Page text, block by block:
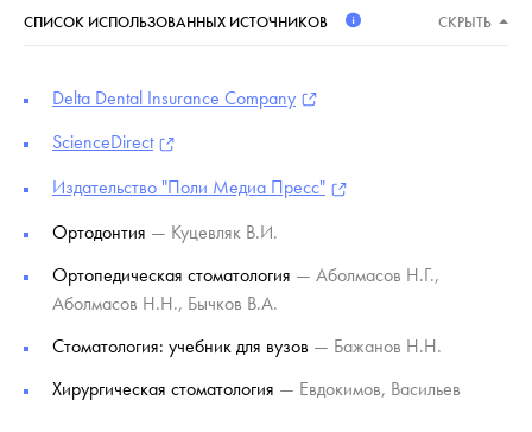
СПИСОК ИСПОЛЬЗОВАННЫХ ИСТОЧНИКОВ СКРЫТЬ
Delta Dental Insurance Company
ScienceDirect
Издательство "Поли Медиа Пресс"
Ортодонтия — Куцевляк В.И.
Ортопедическая стоматология — Аболмасов Н.Г.,
Аболмасов Н.Н., Бычков В.А.
Стоматология: учебник для вузов — Бажанов Н.Н.
Хирургическая стоматология — Евдокимов, Васильев